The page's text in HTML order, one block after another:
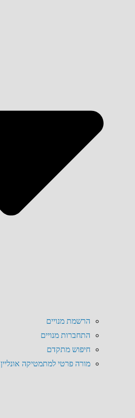
הרשמת מנויים
התחברות מנויים
חיפוש מתקדם
מורה פרטי למתמטיקה אונליין